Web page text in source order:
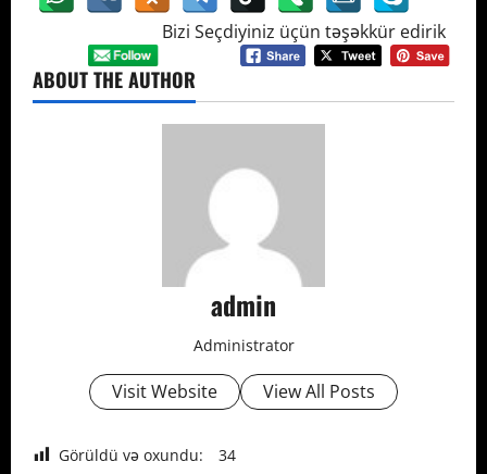
Bizi Seçdiyiniz üçün təşəkkür edirik
ABOUT THE AUTHOR
admin
Administrator
Visit Website View All Posts
Görüldü və oxundu: 34